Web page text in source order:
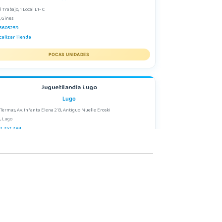
Trabajo, 1 Local L1- C
Gines
Tienda
POCAS UNIDADES
Juguetilandia Lugo
Lugo
Termas, Av. Infanta Elena 213, Antiguo Muelle Eroski
Lugo
257 294
STOCK DISPONIBLE